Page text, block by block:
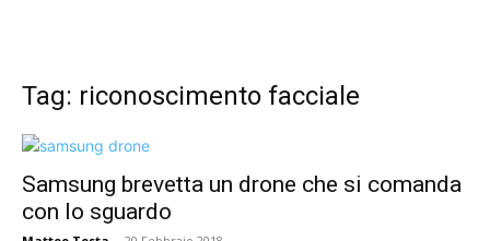
Tag: riconoscimento facciale
Samsung brevetta un drone che si comanda
con lo sguardo